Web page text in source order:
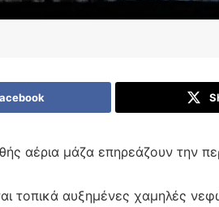
αέρια μάζα επηρεάζουν την
τοπικά αυξημένες χαμηλές